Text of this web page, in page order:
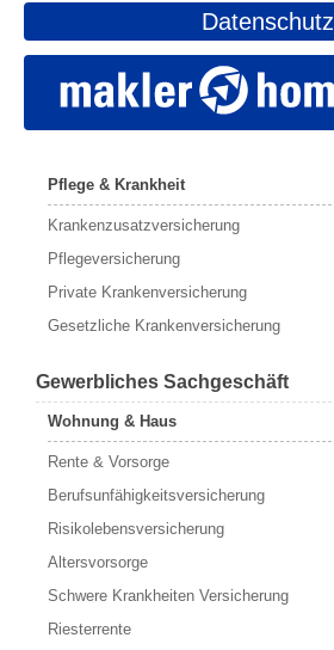
Datenschutz
Pflege & Krankheit
Krankenzusatzversicherung
Pflegeversicherung
Private Krankenversicherung
Gesetzliche Krankenversicherung
Gewerbliches Sachgeschäft
Wohnung & Haus
Rente & Vorsorge
Berufs­unfähigkeitsversicherung
Risikolebensversicherung
Altersvorsorge
Schwere Krankheiten Versicherung
Riesterrente